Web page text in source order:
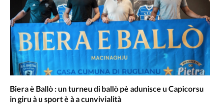
Biera è Ballò : un turneu di ballò pè adunisce u Capicorsu
in giru à u sport è à a cunvivialità